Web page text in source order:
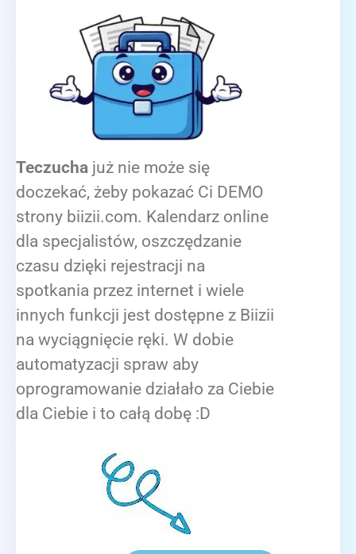
Teczucha już nie może się
doczekać, żeby pokazać Ci DEMO
strony biizii.com. Kalendarz online
dla specjalistów, oszczędzanie
czasu dzięki rejestracji na
spotkania przez internet i wiele
innych funkcji jest dostępne z Biizii
na wyciągnięcie ręki. W dobie
automatyzacji spraw aby
oprogramowanie działało za Ciebie
dla Ciebie i to całą dobę :D